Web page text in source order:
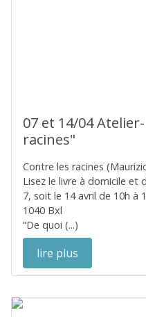
07 et 14/04
racines"
Contre les racines
Lisez le livre à domicile et
7, soit le 14 avril de 10h à
1040 Bxl
“De quoi (...)
lire plus